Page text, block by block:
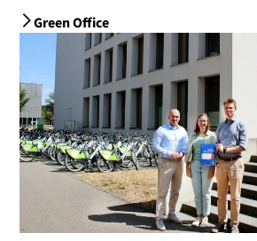
Green Office